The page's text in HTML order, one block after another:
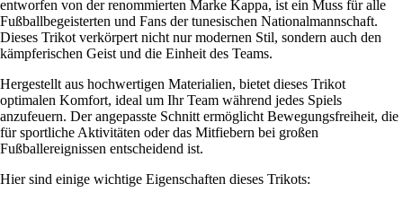
entworfen von der renommierten Marke Kappa, ist ein Muss für alle
Fußballbegeisterten und Fans der tunesischen Nationalmannschaft.
Dieses Trikot verkörpert nicht nur modernen Stil, sondern auch den
kämpferischen Geist und die Einheit des Teams.
Hergestellt aus hochwertigen Materialien, bietet dieses Trikot
optimalen Komfort, ideal um Ihr Team während jedes Spiels
anzufeuern. Der angepasste Schnitt ermöglicht Bewegungsfreiheit, die
für sportliche Aktivitäten oder das Mitfiebern bei großen
Fußballereignissen entscheidend ist.
Hier sind einige wichtige Eigenschaften dieses Trikots: